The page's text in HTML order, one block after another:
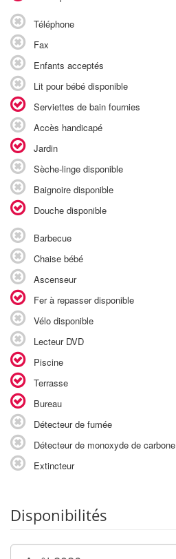
Téléphone
Fax
Enfants acceptés
Lit pour bébé disponible
Serviettes de bain fournies
Accès handicapé
Jardin
Sèche-linge disponible
Baignoire disponible
Douche disponible
Barbecue
Chaise bébé
Ascenseur
Fer à repasser disponible
Vélo disponible
Lecteur DVD
Piscine
Terrasse
Bureau
Détecteur de fumée
Détecteur de monoxyde de carbone
Extincteur
Disponibilités